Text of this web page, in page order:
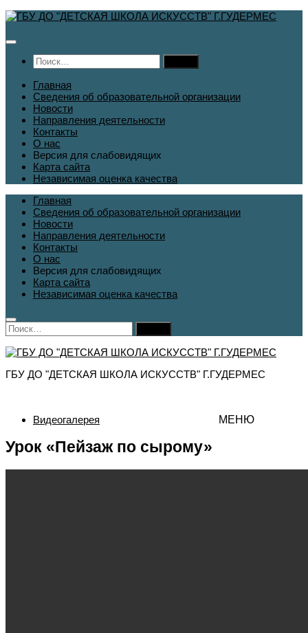
Перейти
содержимому
Найти:
Главная
Сведения об образовательной организации
Новости
Направления деятельности
Контакты
О нас
Версия для слабовидящих
Карта сайта
Независимая оценка качества
Главная
Сведения об образовательной организации
Новости
Направления деятельности
Контакты
О нас
Версия для слабовидящих
Карта сайта
Независимая оценка качества
Найти:
ГБУ ДО "ДЕТСКАЯ ШКОЛА ИСКУССТВ" Г.ГУДЕРМЕС
МЕНЮ
Видеогалерея
Урок «Пейзаж по сырому»